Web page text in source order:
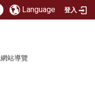
Language 登入
網站導覽